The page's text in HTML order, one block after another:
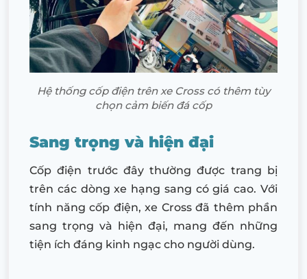
Hệ thống cốp điện trên xe Cross có thêm tùy
chọn cảm biến đá cốp
Sang trọng và hiện đại
Cốp điện trước đây thường được trang bị
trên các dòng xe hạng sang có giá cao. Với
tính năng cốp điện, xe Cross đã thêm phần
sang trọng và hiện đại, mang đến những
tiện ích đáng kinh ngạc cho người dùng.